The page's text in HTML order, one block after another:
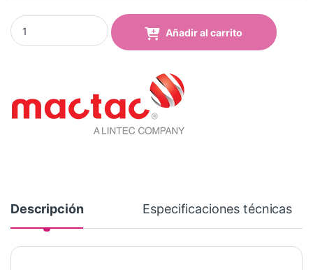
Vinilo Mactac 9809-45 Dark Yellow Brillo quantity
Añadir al carrito
Descripción Especificaciones técnicas